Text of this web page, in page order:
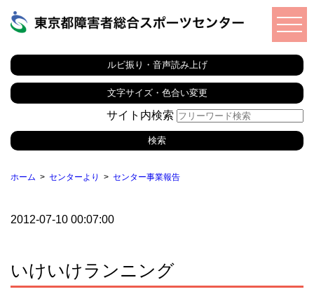
ルビ振り・音声読み上げ
文字サイズ・色合い変更
サイト内検索
ホーム センターより センター事業報告
2012-07-10 00:07:00
いけいけランニング